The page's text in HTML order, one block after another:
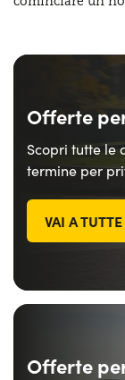
Offerte
Scopri tutte le
termine per
VAI A
Offerte